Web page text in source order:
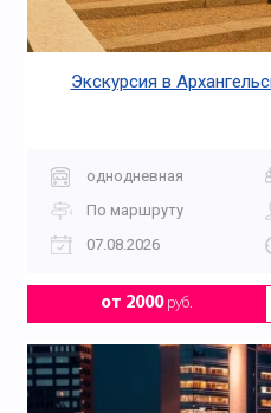
Экскурсия в
однодневная
По маршруту
07.08.2026
от 2000руб.